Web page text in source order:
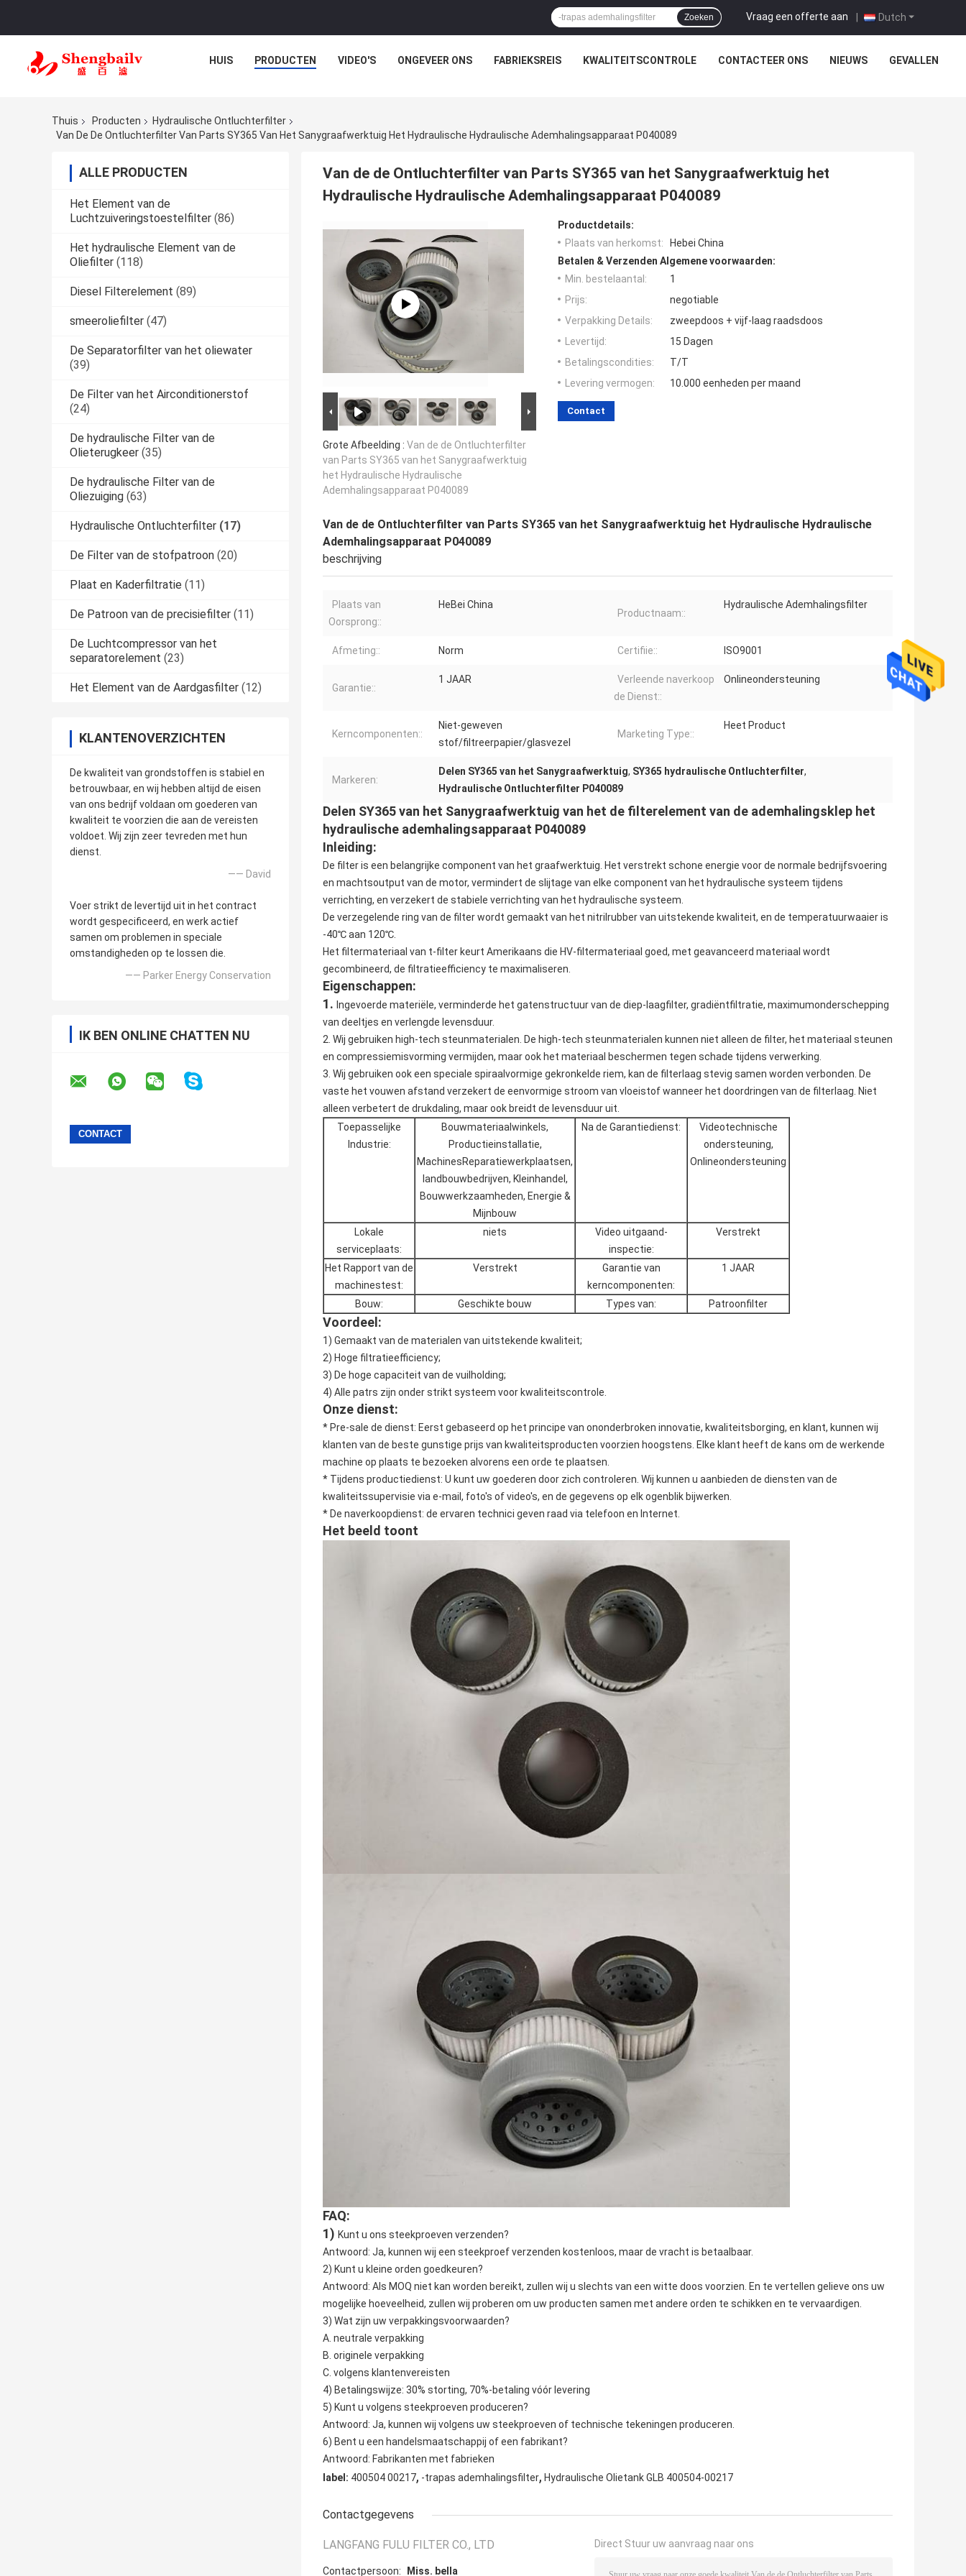
Dutch
Vraag een offerte aan |
Zoeken
HUIS PRODUCTEN VIDEO'S ONGEVEER ONS FABRIEKSREIS KWALITEITSCONTROLE CONTACTEER ONS NIEUWS GEVALLEN
Thuis Producten
Hydraulische Ontluchterfilter
Van De De Ontluchterfilter Van Parts SY365 Van Het Sanygraafwerktuig Het Hydraulische Hydraulische Ademhalingsapparaat P040089
ALLE PRODUCTEN
Het Element van de
Luchtzuiveringstoestelfilter (86)
Het hydraulische Element van de
Oliefilter (118)
Diesel Filterelement (89)
smeeroliefilter (47)
De Separatorfilter van het oliewater
(39)
De Filter van het Airconditionerstof
(24)
De hydraulische Filter van de
Olieterugkeer (35)
De hydraulische Filter van de
Oliezuiging (63)
Hydraulische Ontluchterfilter (17)
De Filter van de stofpatroon (20)
Plaat en Kaderfiltratie (11)
De Patroon van de precisiefilter (11)
De Luchtcompressor van het
separatorelement (23)
Het Element van de Aardgasfilter (12)
KLANTENOVERZICHTEN
De kwaliteit van grondstoffen is stabiel en
betrouwbaar, en wij hebben altijd de eisen
van ons bedrijf voldaan om goederen van
kwaliteit te voorzien die aan de vereisten
voldoet. Wij zijn zeer tevreden met hun
dienst.
—— David
Voer strikt de levertijd uit in het contract
wordt gespecificeerd, en werk actief
samen om problemen in speciale
omstandigheden op te lossen die.
—— Parker Energy Conservation
IK BEN ONLINE CHATTEN NU
Van de de Ontluchterfilter van Parts SY365 van het Sanygraafwerktuig het
Hydraulische Hydraulische Ademhalingsapparaat P040089
Grote Afbeelding : Van de de Ontluchterfilter
van Parts SY365 van het Sanygraafwerktuig
het Hydraulische Hydraulische
Ademhalingsapparaat P040089
Productdetails:
Plaats van herkomst:
Hebei China
Betalen & Verzenden Algemene voorwaarden:
Min. bestelaantal:
1
Prijs:
negotiable
Verpakking Details:
zweepdoos + vijf-laag raadsdoos
Levertijd:
15 Dagen
Betalingscondities:
T/T
Levering vermogen:
10.000 eenheden per maand
Contact
Van de de Ontluchterfilter van Parts SY365 van het Sanygraafwerktuig het Hydraulische Hydraulische
Ademhalingsapparaat P040089
beschrijving
Plaats van
Oorsprong::
HeBei China
Productnaam::
Hydraulische Ademhalingsfilter
Afmeting:: Norm Certifiie:: ISO9001
Garantie::
1 JAAR
Verleende naverkoop
de Dienst::
Onlineondersteuning
Kerncomponenten::
Niet-geweven
stof/filtreerpapier/glasvezel
Marketing Type::
Heet Product
Markeren:
Delen SY365 van het Sanygraafwerktuig, SY365 hydraulische Ontluchterfilter,
Hydraulische Ontluchterfilter P040089
Delen SY365 van het Sanygraafwerktuig van het de filterelement van de ademhalingsklep het
hydraulische ademhalingsapparaat P040089
Inleiding:
De filter is een belangrijke component van het graafwerktuig. Het verstrekt schone energie voor de normale bedrijfsvoering
en machtsoutput van de motor, vermindert de slijtage van elke component van het hydraulische systeem tijdens
verrichting, en verzekert de stabiele verrichting van het hydraulische systeem.
De verzegelende ring van de filter wordt gemaakt van het nitrilrubber van uitstekende kwaliteit, en de temperatuurwaaier is
-40℃ aan 120℃.
Het filtermateriaal van t-filter keurt Amerikaans die HV-filtermateriaal goed, met geavanceerd materiaal wordt
gecombineerd, de filtratieefficiency te maximaliseren.
Eigenschappen:
1. Ingevoerde materiële, verminderde het gatenstructuur van de diep-laagfilter, gradiëntfiltratie, maximumonderschepping
van deeltjes en verlengde levensduur.
2. Wij gebruiken high-tech steunmaterialen. De high-tech steunmaterialen kunnen niet alleen de filter, het materiaal steunen
en compressiemisvorming vermijden, maar ook het materiaal beschermen tegen schade tijdens verwerking.
3. Wij gebruiken ook een speciale spiraalvormige gekronkelde riem, kan de filterlaag stevig samen worden verbonden. De
vaste het vouwen afstand verzekert de eenvormige stroom van vloeistof wanneer het doordringen van de filterlaag. Niet
alleen verbetert de drukdaling, maar ook breidt de levensduur uit.
Toepasselijke
Industrie:
Bouwmateriaalwinkels,
Productieinstallatie,
MachinesReparatiewerkplaatsen,
landbouwbedrijven, Kleinhandel,
Bouwwerkzaamheden, Energie &
Mijnbouw
Na de Garantiedienst:
Videotechnische
ondersteuning,
Onlineondersteuning
Lokale
serviceplaats:
niets
Video uitgaand-
inspectie:
Verstrekt
Het Rapport van de
machinestest:
Verstrekt
Garantie van
kerncomponenten:
1 JAAR
Bouw: Geschikte bouw Types van: Patroonfilter
Voordeel:
1) Gemaakt van de materialen van uitstekende kwaliteit;
2) Hoge filtratieefficiency;
3) De hoge capaciteit van de vuilholding;
4) Alle patrs zijn onder strikt systeem voor kwaliteitscontrole.
Onze dienst:
* Pre-sale de dienst: Eerst gebaseerd op het principe van ononderbroken innovatie, kwaliteitsborging, en klant, kunnen wij
klanten van de beste gunstige prijs van kwaliteitsproducten voorzien hoogstens. Elke klant heeft de kans om de werkende
machine op plaats te bezoeken alvorens een orde te plaatsen.
* Tijdens productiedienst: U kunt uw goederen door zich controleren. Wij kunnen u aanbieden de diensten van de
kwaliteitssupervisie via e-mail, foto's of video's, en de gegevens op elk ogenblik bijwerken.
* De naverkoopdienst: de ervaren technici geven raad via telefoon en Internet.
Het beeld toont
FAQ:
1) Kunt u ons steekproeven verzenden?
Antwoord: Ja, kunnen wij een steekproef verzenden kostenloos, maar de vracht is betaalbaar.
2) Kunt u kleine orden goedkeuren?
Antwoord: Als MOQ niet kan worden bereikt, zullen wij u slechts van een witte doos voorzien. En te vertellen gelieve ons uw
mogelijke hoeveelheid, zullen wij proberen om uw producten samen met andere orden te schikken en te vervaardigen.
3) Wat zijn uw verpakkingsvoorwaarden?
A. neutrale verpakking
B. originele verpakking
C. volgens klantenvereisten
4) Betalingswijze: 30% storting, 70%-betaling vóór levering
5) Kunt u volgens steekproeven produceren?
Antwoord: Ja, kunnen wij volgens uw steekproeven of technische tekeningen produceren.
6) Bent u een handelsmaatschappij of een fabrikant?
Antwoord: Fabrikanten met fabrieken
label: 400504 00217, -trapas ademhalingsfilter, Hydraulische Olietank GLB 400504-00217
Contactgegevens
LANGFANG FULU FILTER CO., LTD
Contactpersoon: Miss. bella
Direct Stuur uw aanvraag naar ons